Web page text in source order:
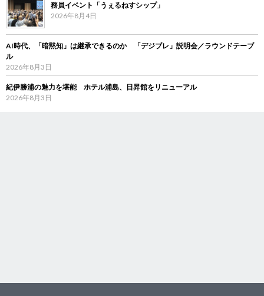
務員イベント「うぇるねすシップ」
2026年8月4日
AI時代、「暗黙知」は継承できるのか 「デジブレ」説明会／ラウンドテーブ
ル
2026年8月3日
紀伊勝浦の魅力を堪能 ホテル浦島、日昇館をリニューアル
2026年8月3日